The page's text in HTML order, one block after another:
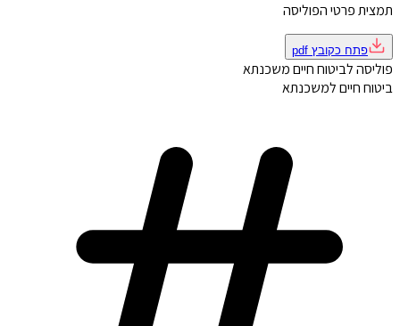
תמצית פרטי הפוליסה
פתח כקובץpdf
פוליסה לביטוח חיים משכנתא
ביטוח חיים למשכנתא